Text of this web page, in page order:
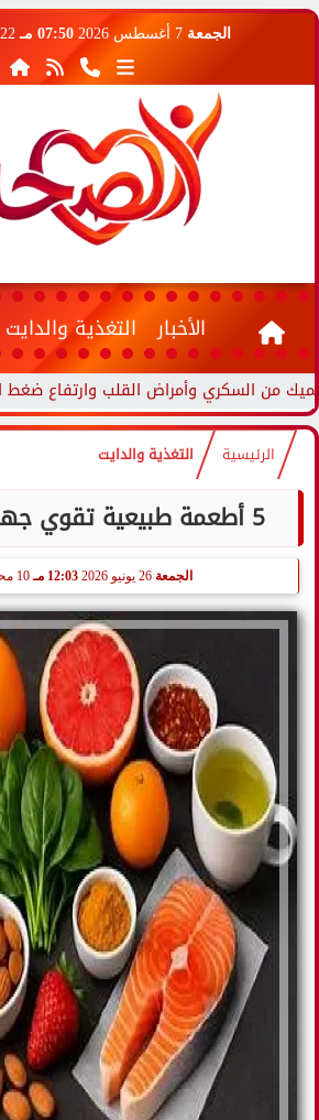
الجمعة 7 أغسطس 2026 07:50 مـ 22 صفر 1448
الأخبار التغذية والدايت
الرئيسية التغذية والدايت
5 أطعمة طبيعية تقوي جهازك المناعي
الجمعة 12:03 مـ 10 محرّم 1448